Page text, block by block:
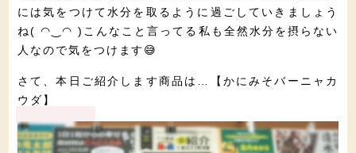
には気をつけて水分を取るように過ごしていきましょう
ね( ◠‿◠ )こんなこと言ってる私も全然水分を摂らない
人なので気をつけます😅
さて、本日ご紹介します商品は…【かにみそバーニャカ
ウダ】